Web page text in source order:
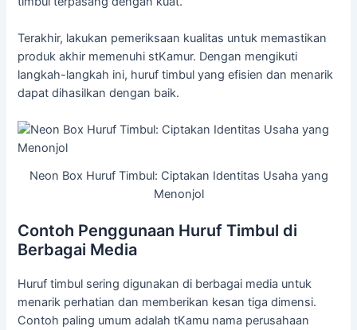
Terakhir, lakukan pemeriksaan kualitas untuk memastikan
produk akhir memenuhi stKamur. Dengan mengikuti
langkah-langkah ini, huruf timbul yang efisien dan menarik
dapat dihasilkan dengan baik.
Neon Box Huruf Timbul: Ciptakan Identitas Usaha yang
Menonjol
Contoh Penggunaan Huruf Timbul di
Berbagai Media
Huruf timbul sering digunakan di berbagai media untuk
menarik perhatian dan memberikan kesan tiga dimensi.
Contoh paling umum adalah tKamu nama perusahaan